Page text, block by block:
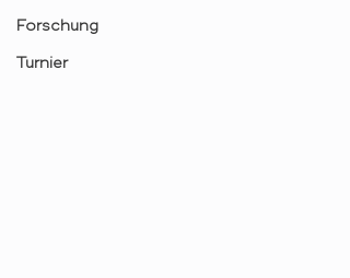
Forschung
Turnier